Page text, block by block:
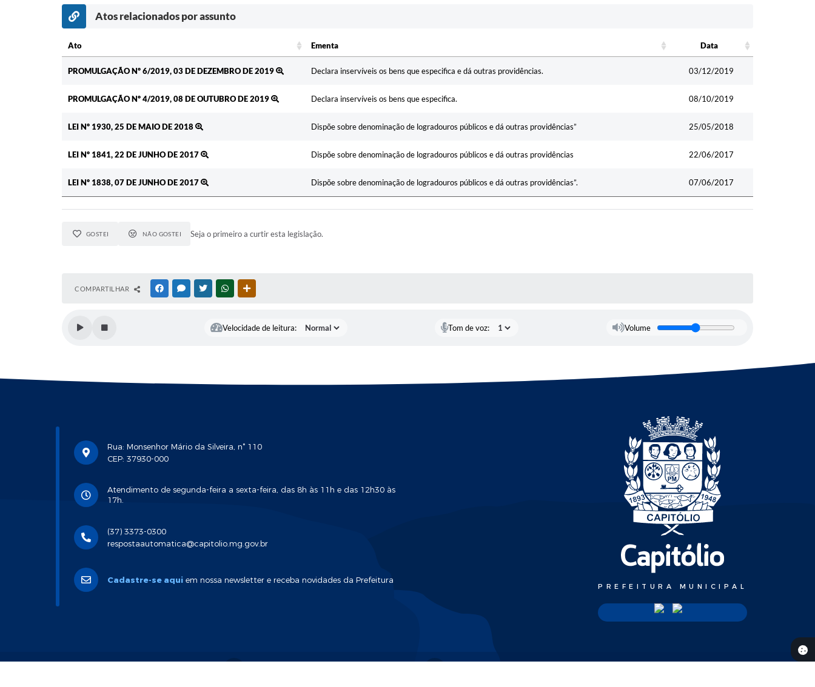
Atos relacionados por assunto
Ato Ementa
Data
PROMULGAÇÃO Nº 6/2019, 03 DE DEZEMBRO DE 2019
Declara inservíveis os bens que especifica e dá outras providências. 03/12/2019
PROMULGAÇÃO Nº 4/2019, 08 DE OUTUBRO DE 2019 Declara inservíveis os bens que especifica. 08/10/2019
LEI Nº 1930, 25 DE MAIO DE 2018 Dispõe sobre denominação de logradouros públicos e dá outras providências” 25/05/2018
LEI Nº 1841, 22 DE JUNHO DE 2017 Dispõe sobre denominação de logradouros públicos e dá outras providências 22/06/2017
LEI Nº 1838, 07 DE JUNHO DE 2017 Dispõe sobre denominação de logradouros públicos e dá outras providências”. 07/06/2017
GOSTEI NÃO GOSTEI Seja o primeiro a curtir esta legislação.
COMPARTILHAR FACEBOOKMESSENGER
TWITTERWHATSAPP
Velocidade de leitura: Tom de voz: Volume
Rua: Monsenhor Mário da Silveira, n° 110
CEP: 37930-000
Atendimento de segunda-feira a sexta-feira, das 8h às 11h e das 12h30 às
17h.
(37) 3373-0300
respostaautomatica@capitolio.mg.gov.br
Cadastre-se aqui em nossa newsletter e receba novidades da Prefeitura
PREFEITURA MUNICIPAL